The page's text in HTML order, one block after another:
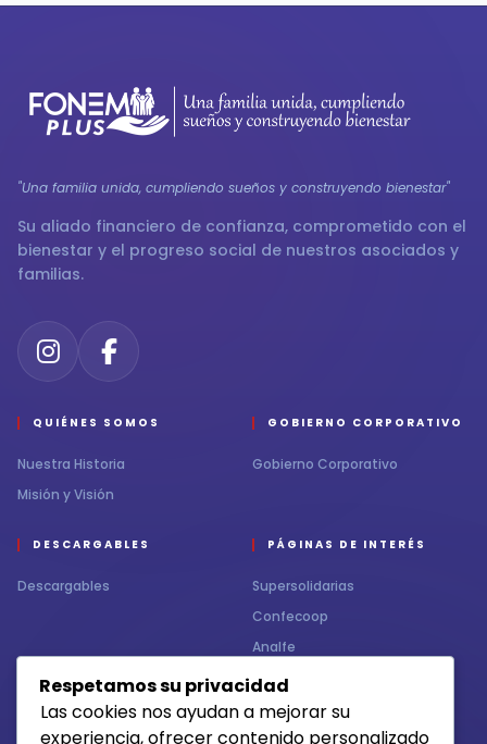
"Una familia unida, cumpliendo sueños y construyendo bienestar"
Su aliado financiero de confianza, comprometido con el
bienestar y el progreso social de nuestros asociados y
familias.
QUIÉNES SOMOS
Nuestra Historia
Misión y Visión
GOBIERNO CORPORATIVO
Gobierno Corporativo
DESCARGABLES
Descargables
PÁGINAS DE INTERÉS
Supersolidarias
Confecoop
Analfe
CONTÁCTENOS
Contacto
MEDIOS DE RECAUDO
Respetamos su privacidad
Las cookies nos ayudan a mejorar su
experiencia, ofrecer contenido personalizado